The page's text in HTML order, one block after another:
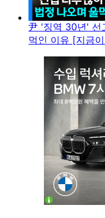
尹 '징역 30년' 선
먹인 이유 [지금